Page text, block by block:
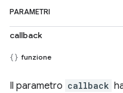
PARAMETRI
callback
funzione
Il parametro callback